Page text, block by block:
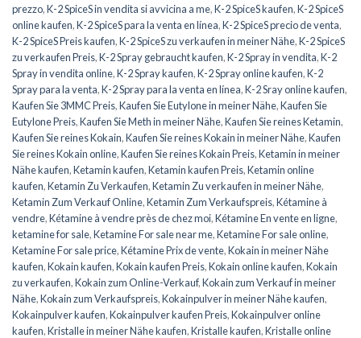
prezzo,K-2 SpiceS in vendita si avvicina a me,K-2 SpiceS kaufen,K-2 SpiceS
online kaufen,K-2 SpiceS para la venta en línea,K-2 SpiceS precio de venta,
K-2 SpiceS Preis kaufen,K-2 SpiceS zu verkaufen in meiner Nähe,K-2 SpiceS
zu verkaufen Preis,K-2 Spray gebraucht kaufen,K-2 Spray in vendita,K-2
Spray in vendita online,K-2 Spray kaufen,K-2 Spray online kaufen,K-2
Spray para la venta,K-2 Spray para la venta en línea,K-2 Sray online kaufen,
Kaufen Sie 3MMC Preis,Kaufen Sie Eutylone in meiner Nähe,Kaufen Sie
Eutylone Preis,Kaufen Sie Meth in meiner Nähe,Kaufen Sie reines Ketamin,
Kaufen Sie reines Kokain,Kaufen Sie reines Kokain in meiner Nähe,Kaufen
Sie reines Kokain online,Kaufen Sie reines Kokain Preis,Ketamin in meiner
Nähe kaufen,Ketamin kaufen,Ketamin kaufen Preis,Ketamin online
kaufen,Ketamin Zu Verkaufen,Ketamin Zu verkaufen in meiner Nähe,
Ketamin Zum Verkauf Online,Ketamin Zum Verkaufspreis,Kétamine à
vendre,Kétamine à vendre près de chez moi,Kétamine En vente en ligne,
ketamine for sale,Ketamine For sale near me,Ketamine For sale online,
Ketamine For sale price,Kétamine Prix de vente,Kokain in meiner Nähe
kaufen,Kokain kaufen,Kokain kaufen Preis,Kokain online kaufen,Kokain
zu verkaufen,Kokain zum Online-Verkauf,Kokain zum Verkauf in meiner
Nähe,Kokain zum Verkaufspreis,Kokainpulver in meiner Nähe kaufen,
Kokainpulver kaufen,Kokainpulver kaufen Preis,Kokainpulver online
kaufen,Kristalle in meiner Nähe kaufen,Kristalle kaufen,Kristalle online